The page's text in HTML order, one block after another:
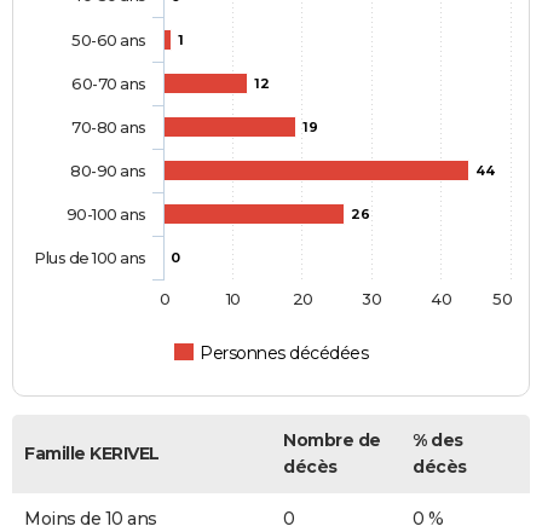
1
12
19
44
26
0
Personnes décédées
50-60 ans
60-70 ans
70-80 ans
80-90 ans
90-100 ans
Plus de 100 ans
0 10 20 30 40 50
Famille KERIVEL
Nombre de
décès
% des
décès
Moins de 10 ans 0 0 %